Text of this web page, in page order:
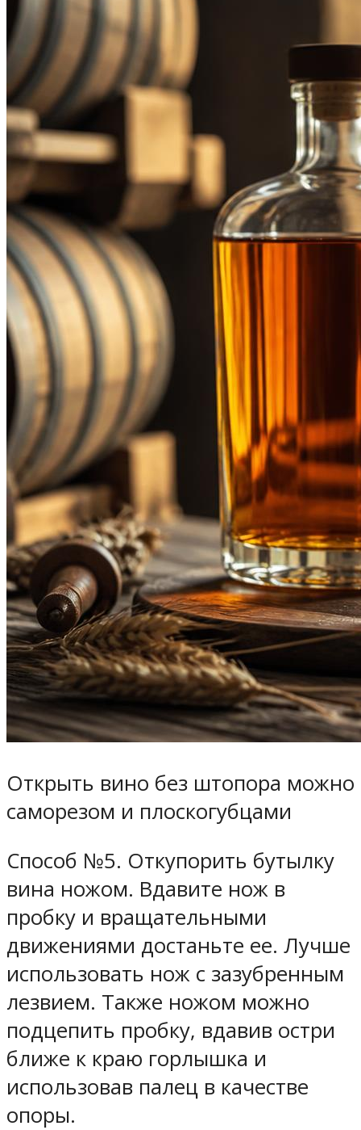
Открыть вино без штопора можно
саморезом и плоскогубцами
Способ №5. Откупорить бутылку
вина ножом. Вдавите нож в
пробку и вращательными
движениями достаньте ее. Лучше
использовать нож с зазубренным
лезвием. Также ножом можно
подцепить пробку, вдавив остри
ближе к краю горлышка и
использовав палец в качестве
опоры.